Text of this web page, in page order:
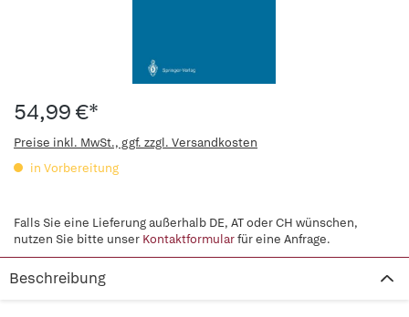
54,99 €*
Preise inkl. MwSt., ggf. zzgl. Versandkosten
in Vorbereitung
Falls Sie eine Lieferung außerhalb DE, AT oder CH wünschen,
nutzen Sie bitte unser Kontaktformularfür eine Anfrage.
Beschreibung